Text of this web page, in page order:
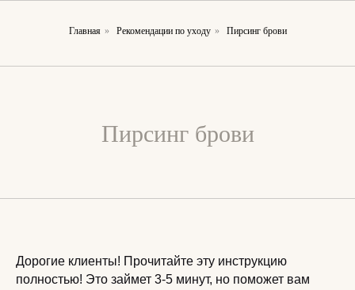
Главная » Рекомендации по уходу » Пирсинг брови
Пирсинг брови
Дорогие клиенты! Прочитайте эту инструкцию
полностью! Это займет 3-5 минут, но поможет вам